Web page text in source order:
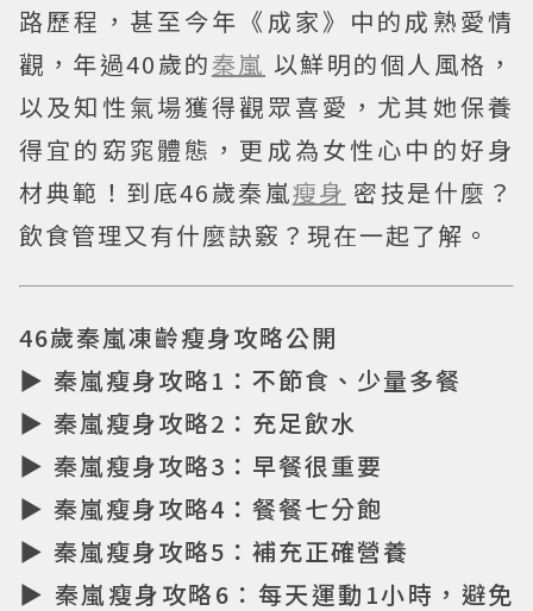
路歷程，甚至今年《成家》中的成熟愛情
觀，年過40歲的秦嵐 以鮮明的個人風格，
以及知性氣場獲得觀眾喜愛，尤其她保養
得宜的窈窕體態，更成為女性心中的好身
材典範！到底46歲秦嵐瘦身 密技是什麼？
飲食管理又有什麼訣竅？現在一起了解。
46歲秦嵐凍齡瘦身攻略公開
▶ 秦嵐瘦身攻略1：不節食、少量多餐
▶ 秦嵐瘦身攻略2：充足飲水
▶ 秦嵐瘦身攻略3：早餐很重要
▶ 秦嵐瘦身攻略4：餐餐七分飽
▶ 秦嵐瘦身攻略5：補充正確營養
▶ 秦嵐瘦身攻略6：每天運動1小時，避免